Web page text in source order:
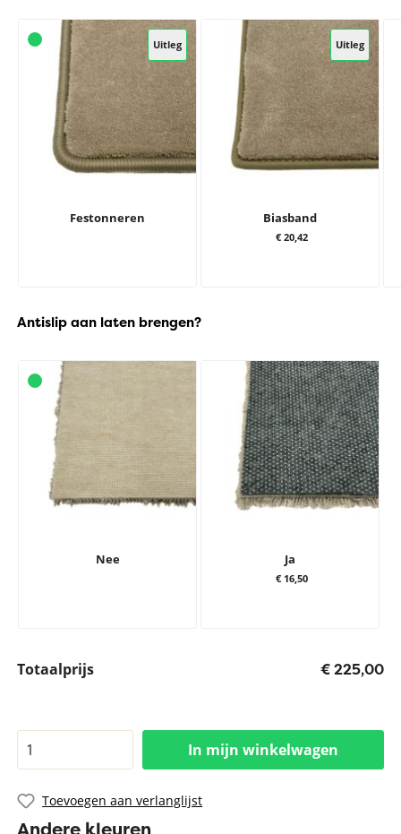
Uitleg
Festonneren
Uitleg
Biasband
€ 20,42
Antislip aan laten brengen?
Nee Ja
€ 16,50
Totaalprijs € 225,00
In mijn winkelwagen
Toevoegen aan verlanglijst
Andere kleuren